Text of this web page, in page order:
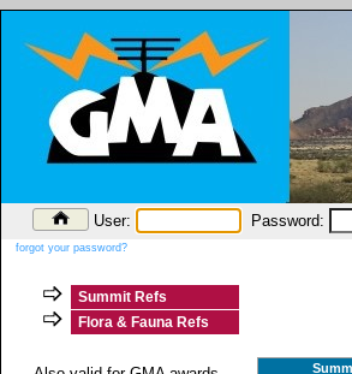
User: Password:
forgot your password?
Summit Refs
Flora & Fauna Refs